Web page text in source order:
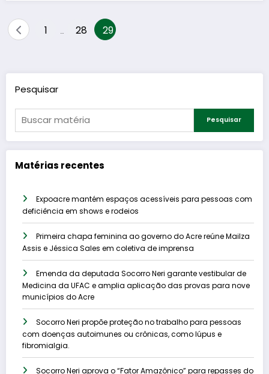
Paginação
1 … 28 29
Pesquisar
Pesquisar
Matérias recentes
Expoacre mantém espaços acessíveis para pessoas com
deficiência em shows e rodeios
Primeira chapa feminina ao governo do Acre reúne Mailza
Assis e Jéssica Sales em coletiva de imprensa
Emenda da deputada Socorro Neri garante vestibular de
Medicina da UFAC e amplia aplicação das provas para nove
municípios do Acre
Socorro Neri propõe proteção no trabalho para pessoas
com doenças autoimunes ou crônicas, como lúpus e
fibromialgia.
Socorro Neri aprova o “Fator Amazônico” para repasses do